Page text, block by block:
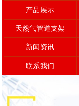
产品展示
天然气管道支架
新闻资讯
联系我们